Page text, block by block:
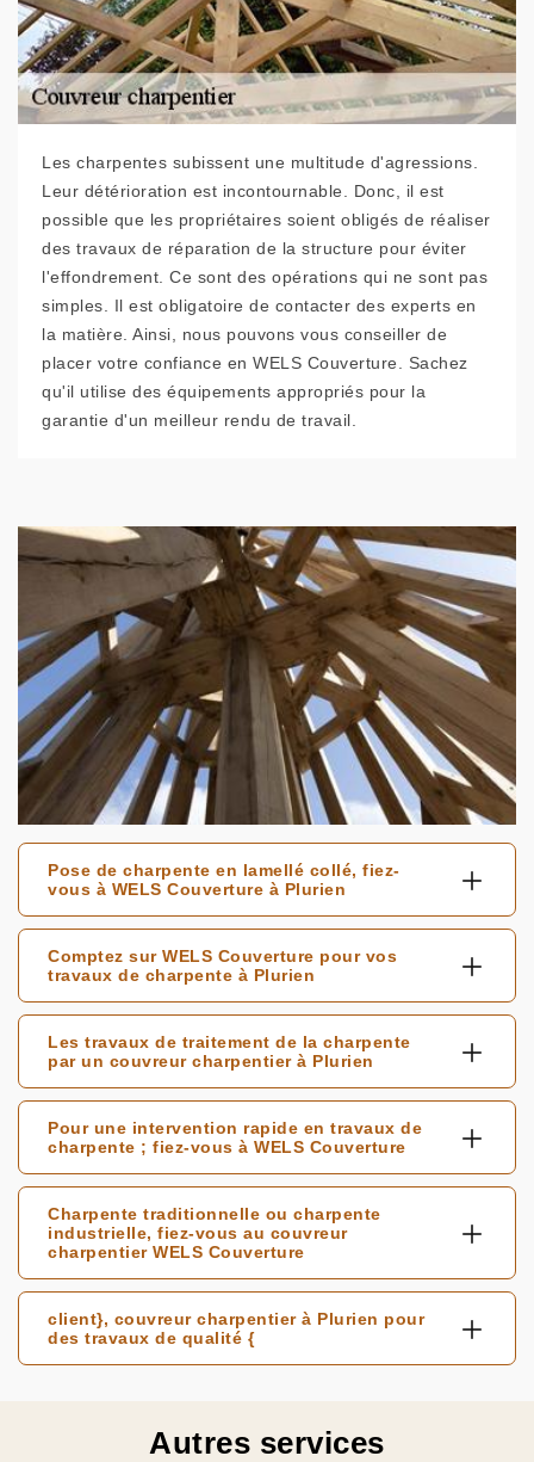
Les charpentes subissent une multitude d'agressions.
Leur détérioration est incontournable. Donc, il est
possible que les propriétaires soient obligés de réaliser
des travaux de réparation de la structure pour éviter
l'effondrement. Ce sont des opérations qui ne sont pas
simples. Il est obligatoire de contacter des experts en
la matière. Ainsi, nous pouvons vous conseiller de
placer votre confiance en WELS Couverture. Sachez
qu'il utilise des équipements appropriés pour la
garantie d'un meilleur rendu de travail.
Pose de charpente en lamellé collé, fiez-
vous à WELS Couverture à Plurien
Comptez sur WELS Couverture pour vos
travaux de charpente à Plurien
Les travaux de traitement de la charpente
par un couvreur charpentier à Plurien
Pour une intervention rapide en travaux de
charpente ; fiez-vous à WELS Couverture
Charpente traditionnelle ou charpente
industrielle, fiez-vous au couvreur
charpentier WELS Couverture
client}, couvreur charpentier à Plurien pour
des travaux de qualité {
Autres services